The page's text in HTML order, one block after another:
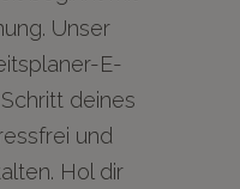
Unser
E-
deines
und
Hol dir